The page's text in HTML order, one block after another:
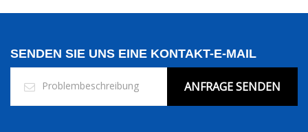
SENDEN SIE UNS EINE KONTAKT-E-MAIL
ANFRAGE SENDEN